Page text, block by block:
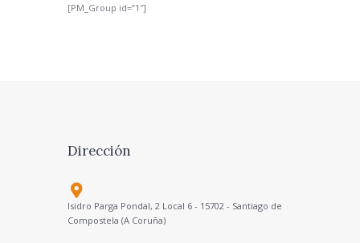
[PM_Group id=”1″]
Dirección
Isidro Parga Pondal, 2 Local 6 - 15702 - Santiago de
Compostela (A Coruña)